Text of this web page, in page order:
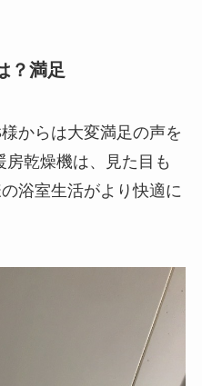
？満足
からは大変満足の声を
乾燥機は、見た目も
浴室生活がより快適に